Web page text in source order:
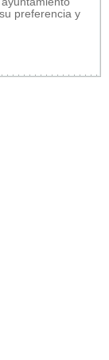
preferencia y